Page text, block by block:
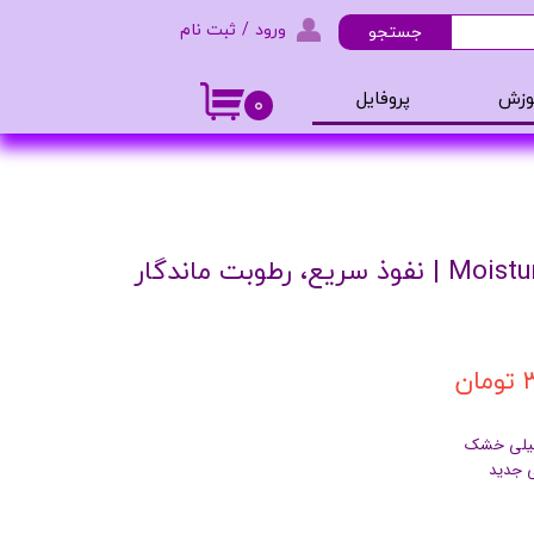
۰
ورود / ثبت نام
تغییر گذر واژه
و ادکلن
پروفایل
جستجو
آبرسان مدل Moisture Surge | نفوذ سریع، رطوبت ماندگار
خشک
جدید